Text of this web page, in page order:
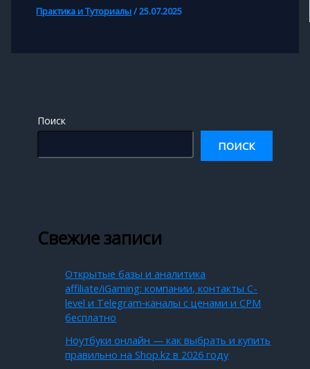
Практика и Туториалы/25.07.2025
Поиск
ПОИСК
Свежие записи
Открытые базы и аналитика
affiliate/iGaming: компании, контакты C-
level и Telegram‑каналы с ценами и CPM
бесплатно
Ноутбуки онлайн — как выбрать и купить
правильно на Shop.kz в 2026 году